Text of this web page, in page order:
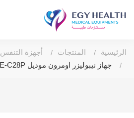
الرئيسية المنتجات
أجهزة التنفس
جهاز نيبوليزر اومرون موديل NE-C28P